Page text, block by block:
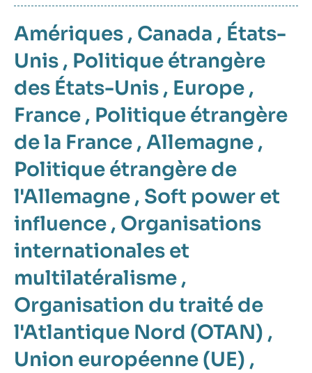
Amériques , Canada , États-
Unis , Politique étrangère
des États-Unis , Europe ,
France , Politique étrangère
de la France , Allemagne ,
Politique étrangère de
l'Allemagne , Soft power et
influence , Organisations
internationales et
multilatéralisme ,
Organisation du traité de
l'Atlantique Nord (OTAN) ,
Union européenne (UE) ,